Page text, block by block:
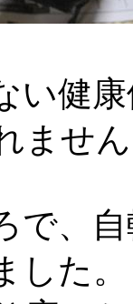
健
ませ
、自
した。